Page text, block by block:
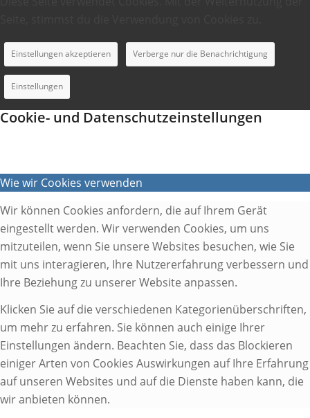
Einstellungen akzeptieren Verberge nur die Benachrichtigung
Einstellungen
Cookie- und Datenschutzeinstellungen
Wie wir Cookies verwenden
Wir können Cookies anfordern, die auf Ihrem Gerät
eingestellt werden. Wir verwenden Cookies, um uns
mitzuteilen, wenn Sie unsere Websites besuchen, wie Sie
mit uns interagieren, Ihre Nutzererfahrung verbessern und
Ihre Beziehung zu unserer Website anpassen.
Klicken Sie auf die verschiedenen Kategorienüberschriften,
um mehr zu erfahren. Sie können auch einige Ihrer
Einstellungen ändern. Beachten Sie, dass das Blockieren
einiger Arten von Cookies Auswirkungen auf Ihre Erfahrung
auf unseren Websites und auf die Dienste haben kann, die
wir anbieten können.